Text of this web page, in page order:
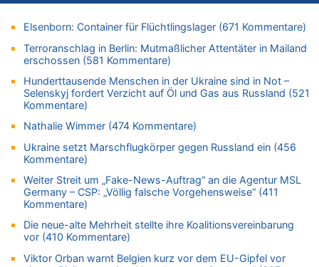
06.08.2026 - 21:16 von michlaustderaffe zu
Zweite Hitzewelle in diesem Sommer ist jetzt amtlich
06.08.2026 - 21:14 von Ach zu
Aachen ab 11. August wieder Mekka des Pferdesports –
Belgien setzt bei Reit-WM auf starke Springreiter
06.08.2026 - 20:43 von 5/11 zu
Wasserstand des Rheins in NRW so niedrig wie noch nie
06.08.2026 - 20:35 von Wolfgang2 zu
Zurück an den Rhein: Hendrich wechselt zum 1. FC Köln
06.08.2026 - 20:16 von Panda46 zu
AS Eupen: „Keiner weiß, wohin die Reise geht…“
06.08.2026 - 19:17 von Guido Scholzen zu
Zweite Hitzewelle in diesem Sommer ist jetzt amtlich
06.08.2026 - 19:14 von JoKrings zu
Zweite Hitzewelle in diesem Sommer ist jetzt amtlich
Elsenborn: Container für Flüchtlingslager (671 Kommentare)
Terroranschlag in Berlin: Mutmaßlicher Attentäter in Mailand
erschossen (581 Kommentare)
Hunderttausende Menschen in der Ukraine sind in Not –
Selenskyj fordert Verzicht auf Öl und Gas aus Russland (521
Kommentare)
Nathalie Wimmer (474 Kommentare)
Ukraine setzt Marschflugkörper gegen Russland ein (456
Kommentare)
Weiter Streit um „Fake-News-Auftrag“ an die Agentur MSL
Germany – CSP: „Völlig falsche Vorgehensweise“ (411
Kommentare)
Die neue-alte Mehrheit stellte ihre Koalitionsvereinbarung
vor (410 Kommentare)
Viktor Orban warnt Belgien kurz vor dem EU-Gipfel vor